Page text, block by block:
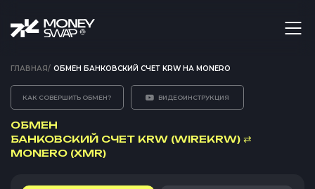
ГЛАВНАЯ/ ОБМЕН БАНКОВСКИЙ СЧЕТ KRW НА MONERO
КАК СОВЕРШИТЬ ОБМЕН? ВИДЕОИНСТРУКЦИЯ
ОБМЕН
БАНКОВСКИЙ СЧЕТ KRW (WIREKRW) ⇄
MONERO (XMR)